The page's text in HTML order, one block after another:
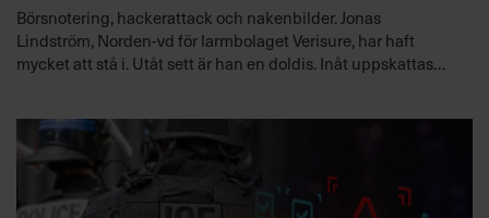
Börsnotering, hackerattack och nakenbilder. Jonas
Lindström, Norden-vd för larmbolaget Verisure, har haft
mycket att stå i. Utåt sett är han en doldis. Inåt uppskattas